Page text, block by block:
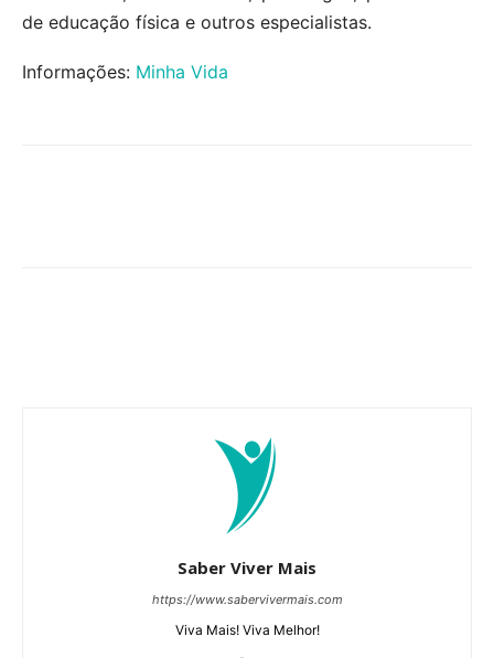
de educação física e outros especialistas.
Informações: Minha Vida
Saber Viver Mais
https://www.sabervivermais.com
Viva Mais! Viva Melhor!